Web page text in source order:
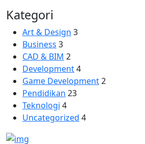
Kategori
Art & Design 3
Business 3
CAD & BIM 2
Development4
Game Development2
Pendidikan 23
Teknologi 4
Uncategorized 4